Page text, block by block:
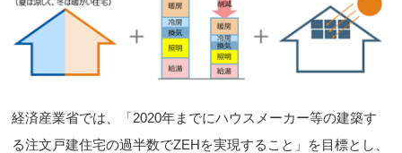
経済産業省では、「2020年までにハウスメーカー等の建築す
る注文戸建住宅の過半数でZEHを実現すること」を目標とし、